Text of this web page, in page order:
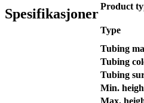
SpesifikasjonerProduct
Type
Tubing
Tubing
Tubing
Min.
Max.